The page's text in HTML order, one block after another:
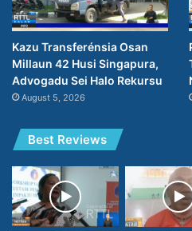
Kazu Transferénsia Osan
Millaun 42 Husi Singapura,
Advogadu Sei Halo Rekursu
August 5, 2026
Best Reviews